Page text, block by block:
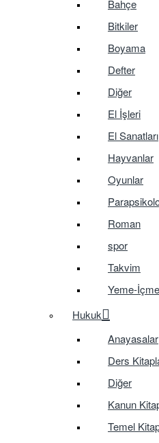
Bahçe
Bitkiler
Boyama
Defter
Diğer
El İşleri
El Sanatları
Hayvanlar
Oyunlar
Roman
spor
Takvim
Yeme-İçme
Hukuk
Anayasalar
Ders
Diğer
Kanun
Temel